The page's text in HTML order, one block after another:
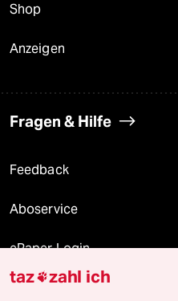
Shop
Anzeigen
Fragen & Hilfe
Feedback
Aboservice
ePaper Login
Downloads für Abonnierende
taz zahl ich